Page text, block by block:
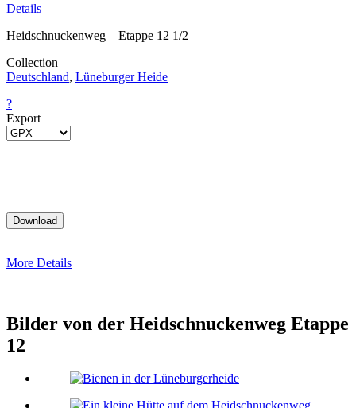
Details
Heidschnuckenweg – Etappe 12 1/2
Collection
Deutschland, Lüneburger Heide
?
Export
More Details
Bilder von der Heidschnuckenweg Etappe
12